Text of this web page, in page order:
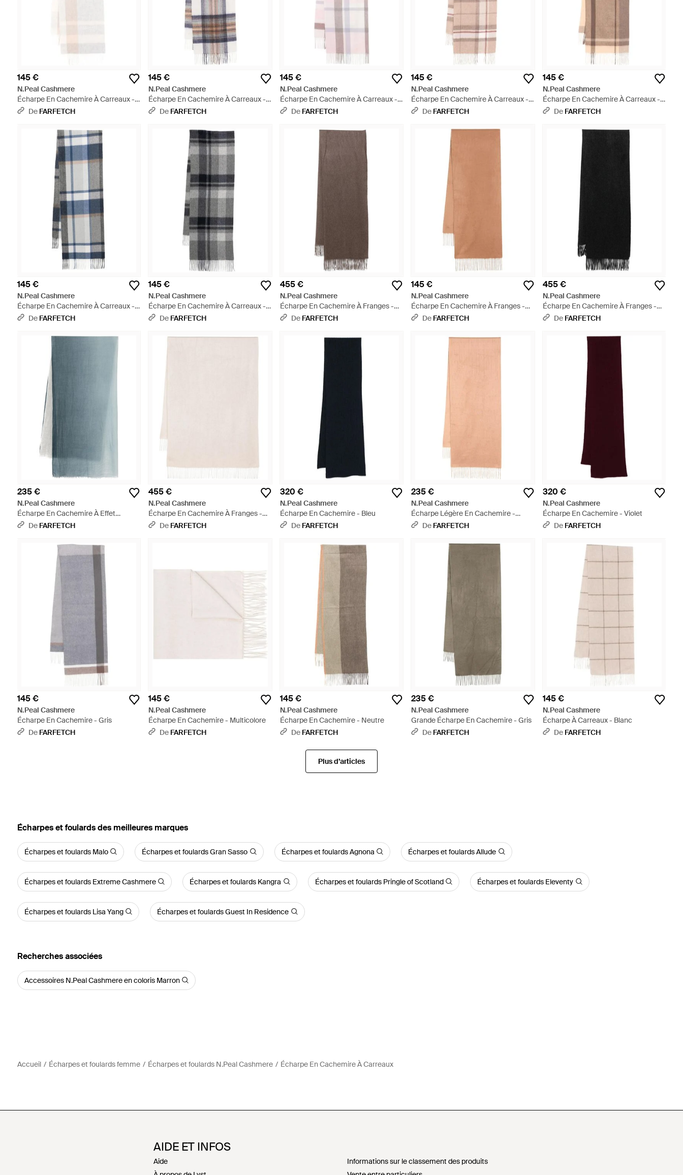
145 €
N.Peal Cashmere
Écharpe En Cachemire À Carreaux -
Blanc
De FARFETCH
145 €
N.Peal Cashmere
Écharpe En Cachemire À Carreaux -
Blanc
De FARFETCH
145 €
N.Peal Cashmere
Écharpe En Cachemire À Carreaux -
RoseDe FARFETCH
145 €
N.Peal Cashmere
Écharpe En Cachemire À Carreaux -
RoseDe FARFETCH
145 €
N.Peal Cashmere
Écharpe En Cachemire À Carreaux -
Neutre
De FARFETCH
145 €
N.Peal Cashmere
Écharpe En Cachemire À Carreaux -
BleuDe FARFETCH
145 €
N.Peal Cashmere
Écharpe En Cachemire À Carreaux -
GrisDe FARFETCH
455 €
N.Peal Cashmere
Écharpe En Cachemire À Franges -
Marron
De FARFETCH
145 €
N.Peal Cashmere
Écharpe En Cachemire À Franges -
Marron
De FARFETCH
455 €
N.Peal Cashmere
Écharpe En Cachemire À Franges -
NoirDe FARFETCH
235 €
N.Peal Cashmere
Écharpe En Cachemire À Effet
Dégradé - Bleu
De FARFETCH
455 €
N.Peal Cashmere
Écharpe En Cachemire À Franges -
Neutre
De FARFETCH
320 €
N.Peal Cashmere
Écharpe En Cachemire - Bleu
De FARFETCH
235 €
N.Peal Cashmere
Écharpe Légère En Cachemire -
Blanc
De FARFETCH
320 €
N.Peal Cashmere
Écharpe En Cachemire - Violet
De FARFETCH
145 €
N.Peal Cashmere
Écharpe En Cachemire - Gris
De FARFETCH
145 €
N.Peal Cashmere
Écharpe En Cachemire - Multicolore
De FARFETCH
145 €
N.Peal Cashmere
Écharpe En Cachemire - Neutre
De FARFETCH
235 €
N.Peal Cashmere
Grande Écharpe En Cachemire - Gris
De FARFETCH
145 €
N.Peal Cashmere
Écharpe À Carreaux - Blanc
De FARFETCH
Plus d’articles
‪Écharpes et foulards‬ des meilleures marques
Écharpes et foulards Malo Écharpes et foulards Gran Sasso Écharpes et foulards Agnona Écharpes et foulards Allude
Écharpes et foulards Extreme Cashmere Écharpes et foulards Kangra Écharpes et foulards Pringle of Scotland Écharpes et foulards Eleventy
Écharpes et foulards Lisa Yang Écharpes et foulards Guest In Residence
Recherches associées
Accessoires N.Peal Cashmere en coloris Marron
Accueil Écharpes et foulards femme Écharpes et foulards N.Peal Cashmere Écharpe En Cachemire À Carreaux
AIDE ET INFOS
Aide
Informations sur le classement des produits